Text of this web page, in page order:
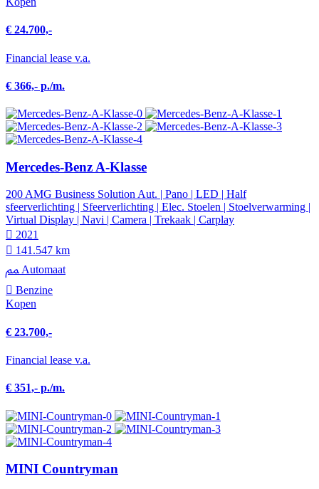
€ 24.700,-
Financial lease v.a.
€ 366,- p./m.
Mercedes-Benz A-Klasse
200 AMG Business Solution Aut. | Pano | LED | Half
sfeerverlichting | Sfeerverlichting | Elec. Stoelen | Stoelverwarming |
Virtual Display | Navi | Camera | Trekaak | Carplay
2021
141.547 km
Automaat
Benzine
Kopen
€ 23.700,-
Financial lease v.a.
€ 351,- p./m.
MINI Countryman